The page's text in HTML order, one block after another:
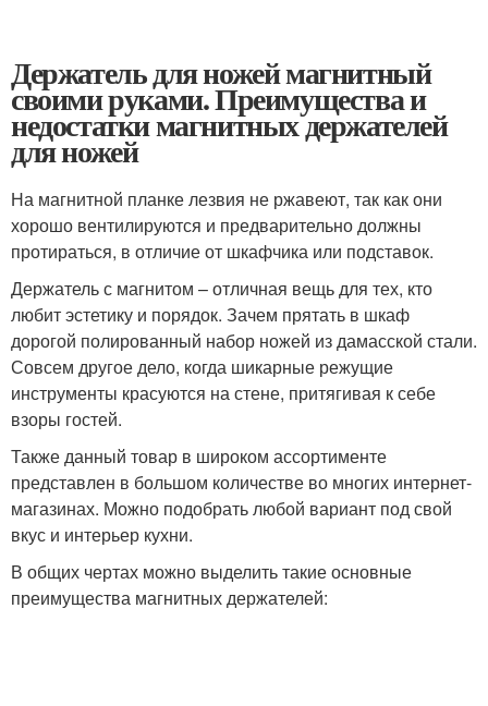
Держатель для ножей магнитный
своими руками. Преимущества и
недостатки магнитных держателей
для ножей
На магнитной планке лезвия не ржавеют, так как они
хорошо вентилируются и предварительно должны
протираться, в отличие от шкафчика или подставок.
Держатель с магнитом – отличная вещь для тех, кто
любит эстетику и порядок. Зачем прятать в шкаф
дорогой полированный набор ножей из дамасской стали.
Совсем другое дело, когда шикарные режущие
инструменты красуются на стене, притягивая к себе
взоры гостей.
Также данный товар в широком ассортименте
представлен в большом количестве во многих интернет-
магазинах. Можно подобрать любой вариант под свой
вкус и интерьер кухни.
В общих чертах можно выделить такие основные
преимущества магнитных держателей: